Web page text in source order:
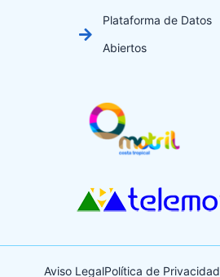
Plataforma de Datos
Abiertos
Aviso LegalPolítica de Privacidad